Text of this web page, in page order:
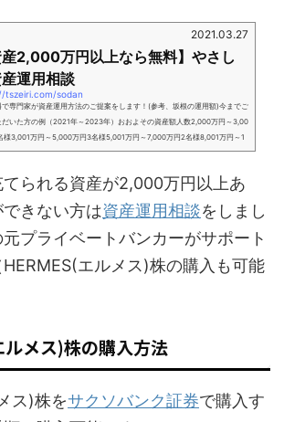
2021.03.27
産2,000万円以上なら無料】やさし
運用相談
tszeiri.com/sodan
で専門家が資産運用方法のご提案をします！(参考、坂根の運用額)今までご
だいた方の例（2021年～2023年）おおよその資産額人数2,000万円～3,00
様3,001万円～5,000万円3名様5,001万円～7,000万円2名様8,001万円～1
1億円～2億円5名様2億円～3億円1名様3億円～4億円1名様4億円～5億円2
心者のため、信頼できるアドバイザーを探している。インターネットを使
られる資産が2,000万円以上あ
きない方は資産運用相談をしまし
プライベートバンカーがサポート
HERMES(エルメス)株の購入も可能
メス)株の購入方法
ス)株をサクソバンク証券で購入す